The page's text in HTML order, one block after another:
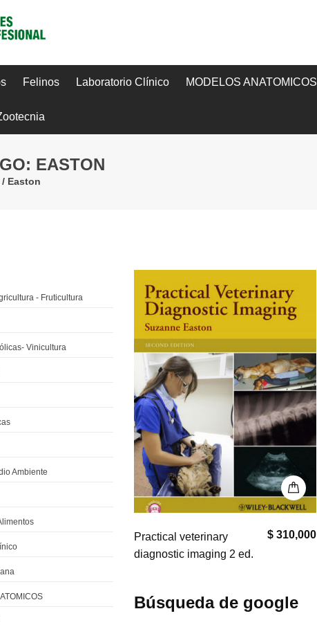
Felinos Laboratorio Clínico MODELOS ANATOMICOS
EASTON
Easton
- Fruticultura
Vinicultura
Ambiente
$ 310,000
Practical veterinary
diagnostic imaging 2 ed.
Búsqueda de google